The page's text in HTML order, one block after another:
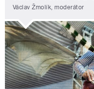
Václav Žmolík, moderátor